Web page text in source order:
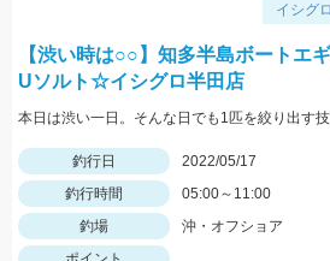
イシグ
【渋い時は○○】知多半島ボートエ
Uソルト☆イシグロ半田店
釣行日
2022/05/17
釣行時間
05:00～11:00
釣場
沖・オフショア